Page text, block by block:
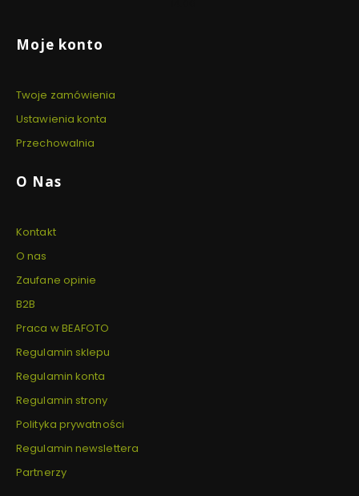
Linki w stopce
Moje konto
Twoje zamówienia
Ustawienia konta
Przechowalnia
O Nas
Kontakt
O nas
Zaufane opinie
B2B
Praca w BEAFOTO
Regulamin sklepu
Regulamin konta
Regulamin strony
Polityka prywatności
Regulamin newslettera
Partnerzy